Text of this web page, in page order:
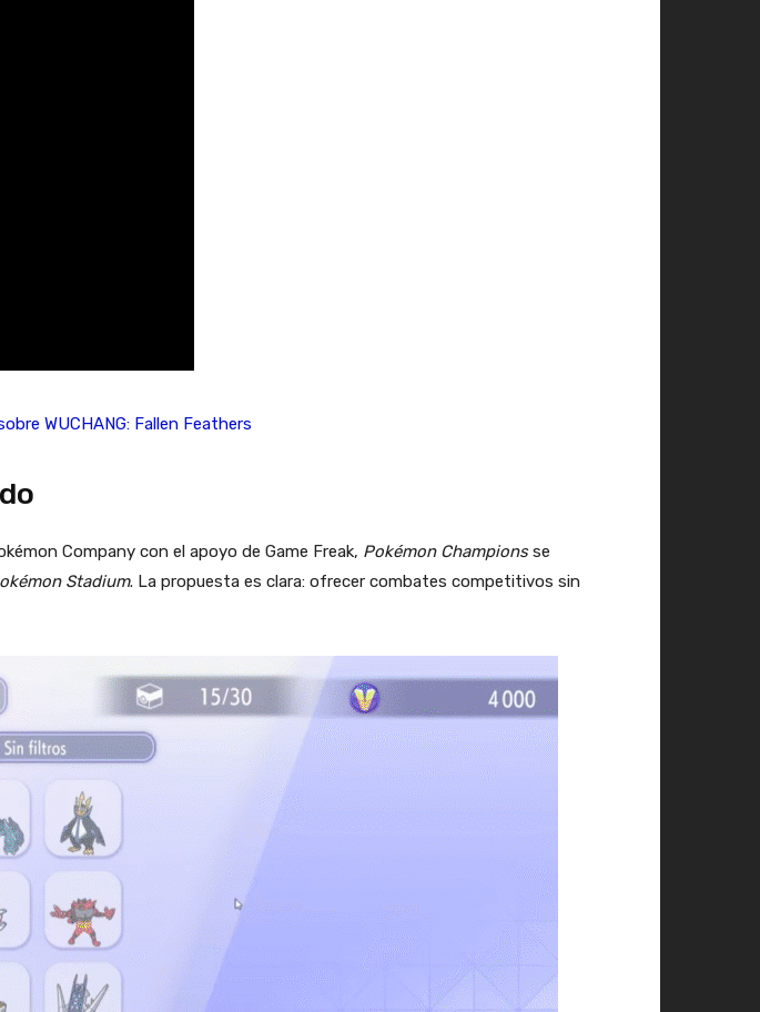
WUCHANG: Fallen Feathers
Company con el apoyo de Game Freak, Pokémon Championsse
Stadium. La propuesta es clara: ofrecer combates competitivos sin